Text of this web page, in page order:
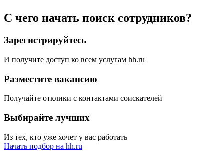
С чего начать поиск сотрудников?
Зарегистрируйтесь
И получите доступ ко всем услугам hh.ru
Разместите вакансию
Получайте отклики с контактами соискателей
Выбирайте лучших
Из тех, кто уже хочет у вас работать
Начать подбор на hh.ru